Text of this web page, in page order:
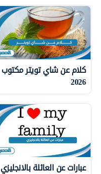
كلام عن شاي تويتر مكتوب
2026
عبارات عن العائلة بالانجليزي